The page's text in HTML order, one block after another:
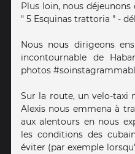
Plus loin, nous
" 5 Esquinas trattoria " -
Nous nous dirigeons
incontournable de
photos
Sur la route, un velo-taxi
Alexis nous emmena à
aux alentours en nous
les conditions des
éviter (par exemple